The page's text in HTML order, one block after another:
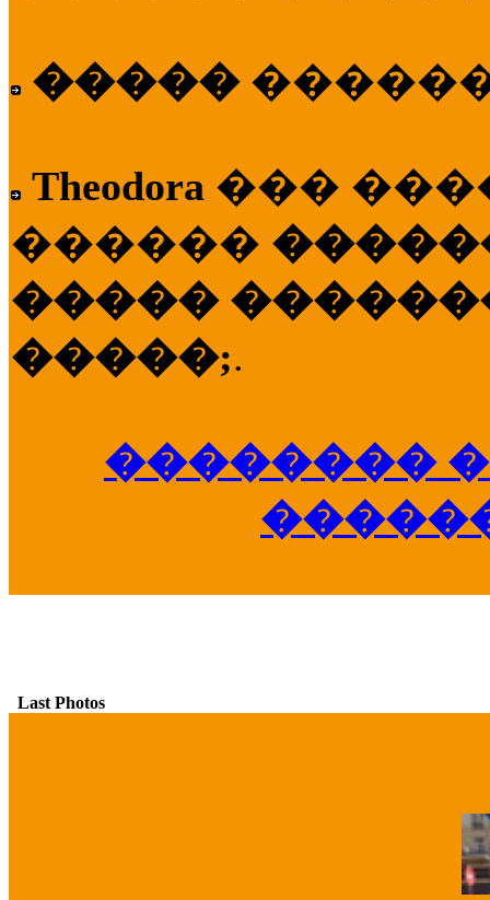
�����
Theodora ���
������
�����
�����;.
��������
Last Photos